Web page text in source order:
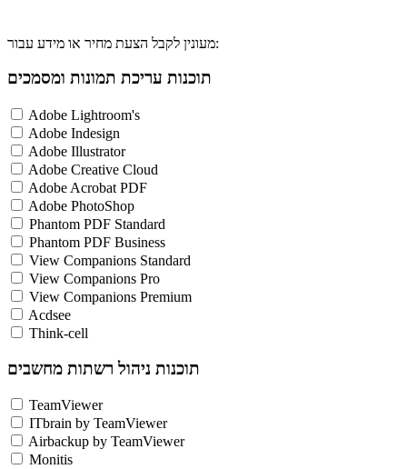
מעונין לקבל הצעת מחיר או מידע עבור:
תוכנות עריכת תמונות ומסמכים
Adobe Lightroom's
Adobe Indesign
Adobe Illustrator
Adobe Creative Cloud
Adobe Acrobat PDF
Adobe PhotoShop
Phantom PDF Standard
Phantom PDF Business
View Companions Standard
View Companions Pro
View Companions Premium
Acdsee
Think-cell
תוכנות ניהול רשתות מחשבים
TeamViewer
ITbrain by TeamViewer
Airbackup by TeamViewer
Monitis